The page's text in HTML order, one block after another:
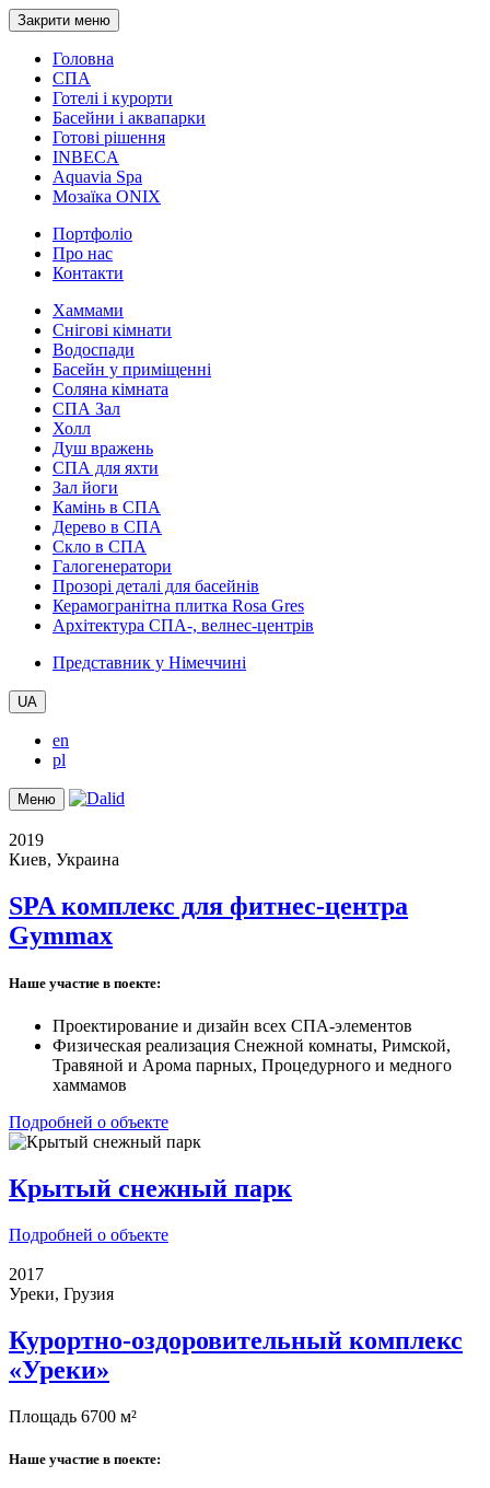
Закрити меню
Головна
СПА
Готелі і курорти
Басейни і аквапарки
Готові рішення
INBECA
Aquavia Spa
Мозаїка ONIX
Портфоліо
Про нас
Контакти
Хаммами
Снігові кімнати
Водоспади
Басейн у приміщенні
Соляна кімната
СПА Зал
Холл
Душ вражень
СПА для яхти
Зал йоги
Камінь в СПА
Дерево в СПА
Скло в СПА
Галогенератори
Прозорі деталі для басейнів
Керамогранітна плитка Rosa Gres
Архітектура СПА-, велнес-центрів
Представник у Німеччині
UA
en
pl
Меню
2019
Киев, Украина
SPA комплекс для фитнес-центра
Gymmax
Наше участие в поекте:
Проектирование и дизайн всех СПА-элементов
Физическая реализация Снежной комнаты, Римской,
Травяной и Арома парных, Процедурного и медного
хаммамов
Подробней о объекте
Крытый снежный парк
Подробней о объекте
2017
Уреки, Грузия
Курортно-оздоровительный комплекс
«Уреки»
Площадь 6700 м²
Наше участие в поекте: